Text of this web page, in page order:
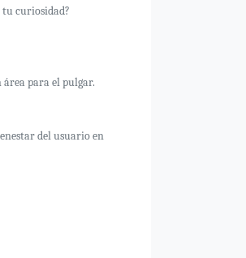
tu curiosidad?
para el pulgar.
del usuario en